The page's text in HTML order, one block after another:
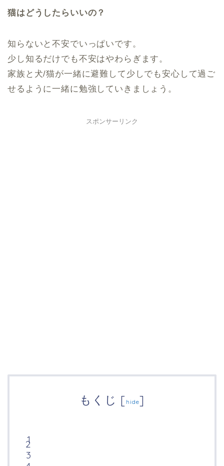
猫はどうしたらいいの？
知らないと不安でいっぱいです。
少し知るだけでも不安はやわらぎます。
家族と犬/猫が一緒に避難して少しでも安心して過ご
せるように一緒に勉強していきましょう。
スポンサーリンク
もくじ [ hide]